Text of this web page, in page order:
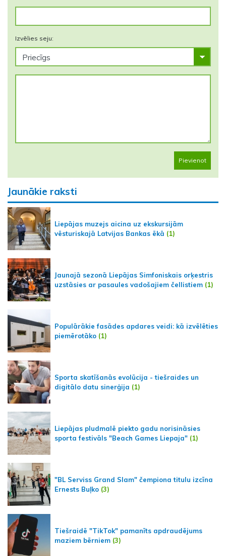
Izvēlies seju:
Pievienot
Jaunākie raksti
Liepājas muzejs aicina uz ekskursijām
vēsturiskajā Latvijas Bankas ēkā (1)
Jaunajā sezonā Liepājas Simfoniskais orķestris
uzstāsies ar pasaules vadošajiem čellistiem (1)
Populārākie fasādes apdares veidi: kā izvēlēties
piemērotāko (1)
Sporta skatīšanās evolūcija - tiešraides un
digitālo datu sinerģija (1)
Liepājas pludmalē piekto gadu norisināsies
sporta festivāls "Beach Games Liepaja" (1)
"BL Serviss Grand Slam" čempiona titulu izcīna
Ernests Buļko (3)
Tiešraidē "TikTok" pamanīts apdraudējums
maziem bērniem (3)